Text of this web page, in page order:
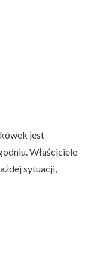
jest
Właściciele
sytuacji,